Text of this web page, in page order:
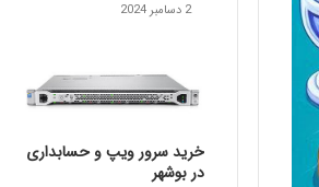
2 دسامبر 2024
خرید سرور ویپ و حسابداری
در بوشهر